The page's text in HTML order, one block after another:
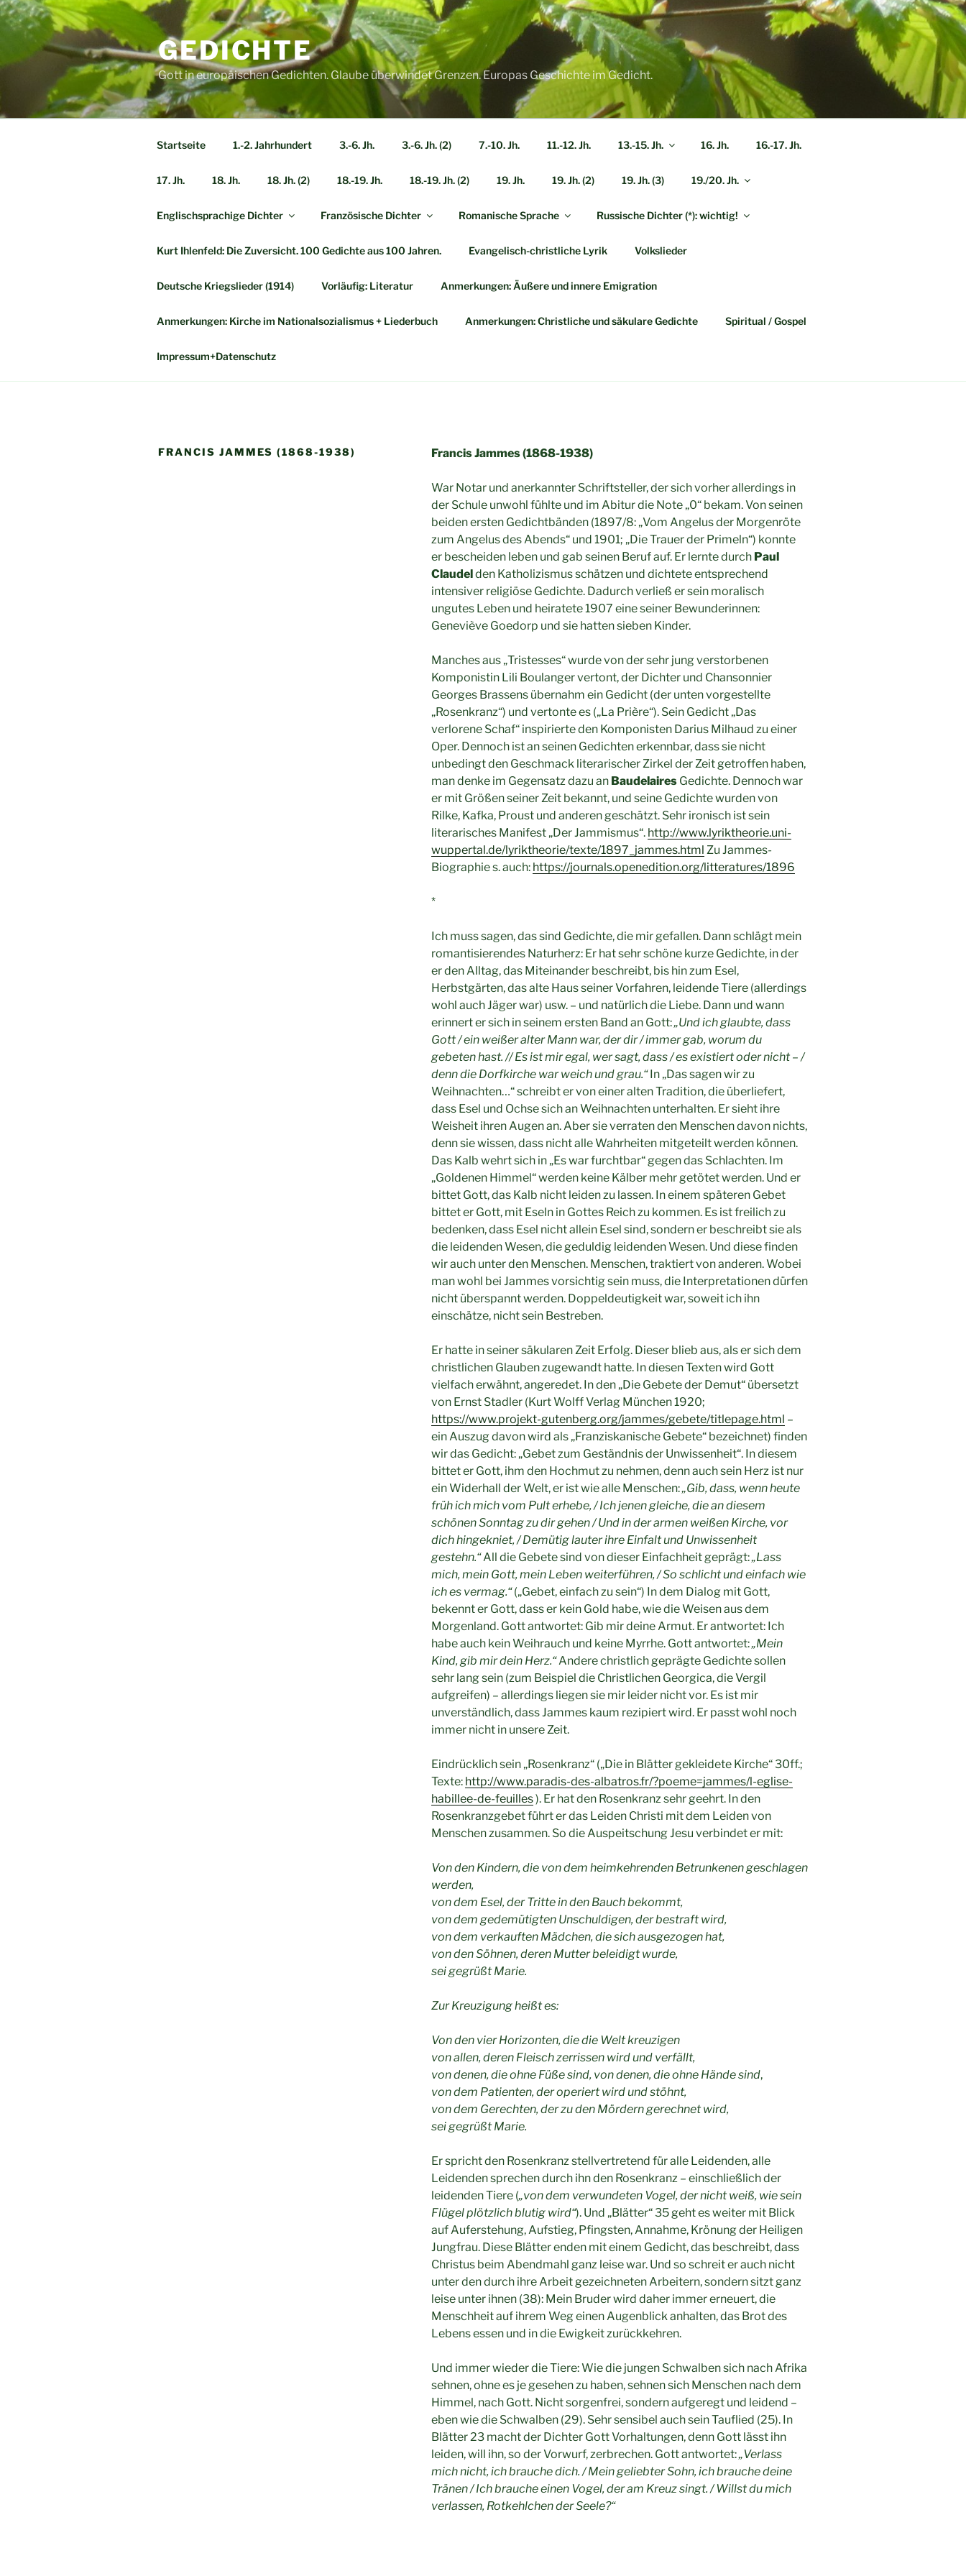
Zum
Inhalt
springen
GEDICHTE
Gott in europäischen Gedichten. Glaube überwindet Grenzen. Europas Geschichte im Gedicht.
Startseite 1.-2. Jahrhundert 3.-6. Jh. 3.-6. Jh. (2) 7.-10. Jh. 11.-12. Jh. 13.-15. Jh. 16. Jh. 16.-17. Jh.
17. Jh. 18. Jh. 18. Jh. (2) 18.-19. Jh. 18.-19. Jh. (2) 19. Jh. 19. Jh. (2) 19. Jh. (3) 19./20. Jh.
Englischsprachige Dichter Französische Dichter Romanische Sprache Russische Dichter (*): wichtig!
Kurt Ihlenfeld: Die Zuversicht. 100 Gedichte aus 100 Jahren. Evangelisch-christliche Lyrik Volkslieder
Deutsche Kriegslieder (1914) Vorläufig: Literatur Anmerkungen: Äußere und innere Emigration
Anmerkungen: Kirche im Nationalsozialismus + Liederbuch Anmerkungen: Christliche und säkulare Gedichte Spiritual / Gospel
Impressum+Datenschutz
FRANCIS JAMMES (1868-1938) Francis Jammes (1868-1938)
War Notar und anerkannter Schriftsteller, der sich vorher allerdings in
der Schule unwohl fühlte und im Abitur die Note „0“ bekam. Von seinen
beiden ersten Gedichtbänden (1897/8: „Vom Angelus der Morgenröte
zum Angelus des Abends“ und 1901; „Die Trauer der Primeln“) konnte
er bescheiden leben und gab seinen Beruf auf. Er lernte durch Paul
Claudelden Katholizismus schätzen und dichtete entsprechend
intensiver religiöse Gedichte. Dadurch verließ er sein moralisch
ungutes Leben und heiratete 1907 eine seiner Bewunderinnen:
Geneviève Goedorp und sie hatten sieben Kinder.
Manches aus „Tristesses“ wurde von der sehr jung verstorbenen
Komponistin Lili Boulanger vertont, der Dichter und Chansonnier
Georges Brassens übernahm ein Gedicht (der unten vorgestellte
„Rosenkranz“) und vertonte es („La Prière“). Sein Gedicht „Das
verlorene Schaf“ inspirierte den Komponisten Darius Milhaud zu einer
Oper. Dennoch ist an seinen Gedichten erkennbar, dass sie nicht
unbedingt den Geschmack literarischer Zirkel der Zeit getroffen haben,
man denke im Gegensatz dazu an Baudelaires Gedichte. Dennoch war
er mit Größen seiner Zeit bekannt, und seine Gedichte wurden von
Rilke, Kafka, Proust und anderen geschätzt. Sehr ironisch ist sein
literarisches Manifest „Der Jammismus“. http://www.lyriktheorie.uni-
wuppertal.de/lyriktheorie/texte/1897_jammes.html Zu Jammes-
Biographie s. auch: https://journals.openedition.org/litteratures/1896
*
Ich muss sagen, das sind Gedichte, die mir gefallen. Dann schlägt mein
romantisierendes Naturherz: Er hat sehr schöne kurze Gedichte, in der
er den Alltag, das Miteinander beschreibt, bis hin zum Esel,
Herbstgärten, das alte Haus seiner Vorfahren, leidende Tiere (allerdings
wohl auch Jäger war) usw. – und natürlich die Liebe. Dann und wann
erinnert er sich in seinem ersten Band an Gott:„Und ich glaubte, dass
Gott / ein weißer alter Mann war, der dir / immer gab, worum du
gebeten hast. // Es ist mir egal, wer sagt, dass / es existiert oder nicht – /
denn die Dorfkirche war weich und grau.“In „Das sagen wir zu
Weihnachten…“ schreibt er von einer alten Tradition, die überliefert,
dass Esel und Ochse sich an Weihnachten unterhalten. Er sieht ihre
Weisheit ihren Augen an. Aber sie verraten den Menschen davon nichts,
denn sie wissen, dass nicht alle Wahrheiten mitgeteilt werden können.
Das Kalb wehrt sich in „Es war furchtbar“ gegen das Schlachten. Im
„Goldenen Himmel“ werden keine Kälber mehr getötet werden. Und er
bittet Gott, das Kalb nicht leiden zu lassen. In einem späteren Gebet
bittet er Gott, mit Eseln in Gottes Reich zu kommen. Es ist freilich zu
bedenken, dass Esel nicht allein Esel sind, sondern er beschreibt sie als
die leidenden Wesen, die geduldig leidenden Wesen. Und diese finden
wir auch unter den Menschen. Menschen, traktiert von anderen. Wobei
man wohl bei Jammes vorsichtig sein muss, die Interpretationen dürfen
nicht überspannt werden. Doppeldeutigkeit war, soweit ich ihn
einschätze, nicht sein Bestreben.
Er hatte in seiner säkularen Zeit Erfolg. Dieser blieb aus, als er sich dem
christlichen Glauben zugewandt hatte. In diesen Texten wird Gott
vielfach erwähnt, angeredet. In den „Die Gebete der Demut“ übersetzt
von Ernst Stadler (Kurt Wolff Verlag München 1920;
https://www.projekt-gutenberg.org/jammes/gebete/titlepage.html –
ein Auszug davon wird als „Franziskanische Gebete“ bezeichnet) finden
wir das Gedicht: „Gebet zum Geständnis der Unwissenheit“. In diesem
bittet er Gott, ihm den Hochmut zu nehmen, denn auch sein Herz ist nur
ein Widerhall der Welt, er ist wie alle Menschen:„Gib, dass, wenn heute
früh ich mich vom Pult erhebe, / Ich jenen gleiche, die an diesem
schönen Sonntag zu dir gehen / Und in der armen weißen Kirche, vor
dich hingekniet, / Demütig lauter ihre Einfalt und Unwissenheit
gestehn.“All die Gebete sind von dieser Einfachheit geprägt:„Lass
mich, mein Gott, mein Leben weiterführen, / So schlicht und einfach wie
ich es vermag.“(„Gebet, einfach zu sein“) In dem Dialog mit Gott,
bekennt er Gott, dass er kein Gold habe, wie die Weisen aus dem
Morgenland. Gott antwortet: Gib mir deine Armut. Er antwortet: Ich
habe auch kein Weihrauch und keine Myrrhe. Gott antwortet:„Mein
Kind, gib mir dein Herz.“Andere christlich geprägte Gedichte sollen
sehr lang sein (zum Beispiel die Christlichen Georgica, die Vergil
aufgreifen) – allerdings liegen sie mir leider nicht vor. Es ist mir
unverständlich, dass Jammes kaum rezipiert wird. Er passt wohl noch
immer nicht in unsere Zeit.
Eindrücklich sein „Rosenkranz“ („Die in Blätter gekleidete Kirche“ 30ff.;
Texte: http://www.paradis-des-albatros.fr/?poeme=jammes/l-eglise-
habillee-de-feuilles). Er hat den Rosenkranz sehr geehrt. In den
Rosenkranzgebet führt er das Leiden Christi mit dem Leiden von
Menschen zusammen. So die Auspeitschung Jesu verbindet er mit:
Von den Kindern, die von dem heimkehrenden Betrunkenen geschlagen
werden,
von dem Esel, der Tritte in den Bauch bekommt,
von dem gedemütigten Unschuldigen, der bestraft wird,
von dem verkauften Mädchen, die sich ausgezogen hat,
von den Söhnen, deren Mutter beleidigt wurde,
sei gegrüßt Marie.
Zur Kreuzigung heißt es:
Von den vier Horizonten, die die Welt kreuzigen
von allen, deren Fleisch zerrissen wird und verfällt,
von denen, die ohne Füße sind, von denen, die ohne Hände sind,
von dem Patienten, der operiert wird und stöhnt,
von dem Gerechten, der zu den Mördern gerechnet wird,
sei gegrüßt Marie.
Er spricht den Rosenkranz stellvertretend für alle Leidenden, alle
Leidenden sprechen durch ihn den Rosenkranz – einschließlich der
leidenden Tiere („von dem verwundeten Vogel, der nicht weiß, wie sein
Flügel plötzlich blutig wird“). Und „Blätter“ 35 geht es weiter mit Blick
auf Auferstehung, Aufstieg, Pfingsten, Annahme, Krönung der Heiligen
Jungfrau. Diese Blätter enden mit einem Gedicht, das beschreibt, dass
Christus beim Abendmahl ganz leise war. Und so schreit er auch nicht
unter den durch ihre Arbeit gezeichneten Arbeitern, sondern sitzt ganz
leise unter ihnen (38): Mein Bruder wird daher immer erneuert, die
Menschheit auf ihrem Weg einen Augenblick anhalten, das Brot des
Lebens essen und in die Ewigkeit zurückkehren.
Und immer wieder die Tiere: Wie die jungen Schwalben sich nach Afrika
sehnen, ohne es je gesehen zu haben, sehnen sich Menschen nach dem
Himmel, nach Gott. Nicht sorgenfrei, sondern aufgeregt und leidend –
eben wie die Schwalben (29). Sehr sensibel auch sein Tauflied (25). In
Blätter 23 macht der Dichter Gott Vorhaltungen, denn Gott lässt ihn
leiden, will ihn, so der Vorwurf, zerbrechen. Gott antwortet:„Verlass
mich nicht, ich brauche dich. / Mein geliebter Sohn, ich brauche deine
Tränen / Ich brauche einen Vogel, der am Kreuz singt. / Willst du mich
verlassen, Rotkehlchen der Seele?“